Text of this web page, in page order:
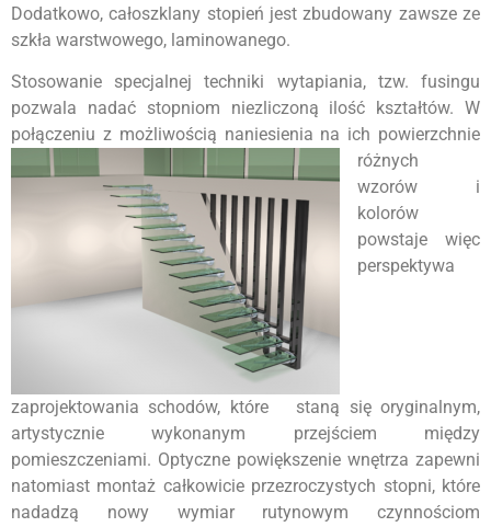
Dodatkowo, całoszklany stopień jest zbudowany zawsze ze
szkła warstwowego, laminowanego.
Stosowanie specjalnej techniki wytapiania, tzw. fusingu
pozwala nadać stopniom niezliczoną ilość kształtów. W
połączeniu z możliwością naniesienia na ich powierzchnie
różnych
wzorów i
kolorów
powstaje więc
perspektywa
zaprojektowania schodów, które staną się oryginalnym,
artystycznie wykonanym przejściem między
pomieszczeniami. Optyczne powiększenie wnętrza zapewni
natomiast montaż całkowicie przezroczystych stopni, które
nadadzą nowy wymiar rutynowym czynnościom